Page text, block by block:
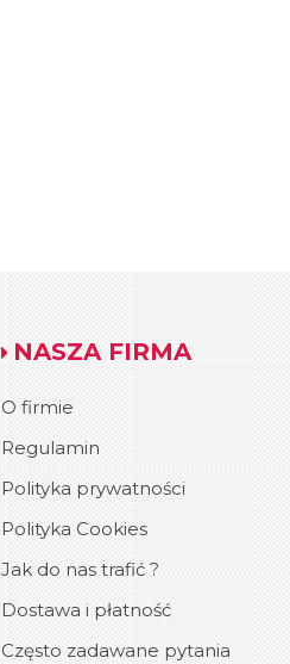
NASZA FIRMA
O firmie
Regulamin
Polityka prywatności
Polityka Cookies
Jak do nas trafić ?
Dostawa i płatność
Często zadawane pytania